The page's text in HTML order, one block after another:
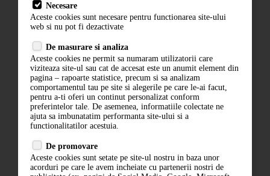
Termeni si conditii
Politica de confidentialitate
ANPC
ABONARE LA NEWSLETTER
Necesare
Aceste cookies sunt necesare pentru functionarea site-ului
web si nu pot fi dezactivate
De masurare si analiza
Aceste cookies ne permit sa numaram utilizatorii care
viziteaza site-ul sau cat de accesat este un anumit element din
pagina – rapoarte statistice, precum si sa analizam
comportamentul tau pe site si alegerile pe care le-ai facut,
pentru a-ti oferi un continut personalizat conform
preferintelor tale. De asemenea, informatiile colectate ne
ajuta sa imbunatatim performanta site-ului si a
functionalitatilor acestuia.
De promovare
Aceste cookies sunt setate pe site-ul nostru in baza unor
acorduri pe care le avem incheiate cu partenerii nostri de